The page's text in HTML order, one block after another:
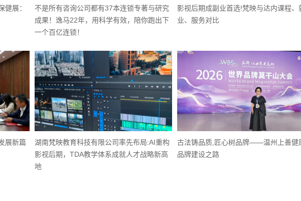
健展：
不是所有咨询公司都有37本连锁专著与研究
成果！逸马22年，用科学有效，陪你跑出下
一个百亿连锁！
影视后期成副业首选!梵映与达内课程、
业、服务对比
展新篇
湖南梵映教育科技有限公司率先布局:AI重构
影视后期，TDA教学体系成就人才战略新高
地
古法铸品质,匠心树品牌——温州上善健
品牌建设之路